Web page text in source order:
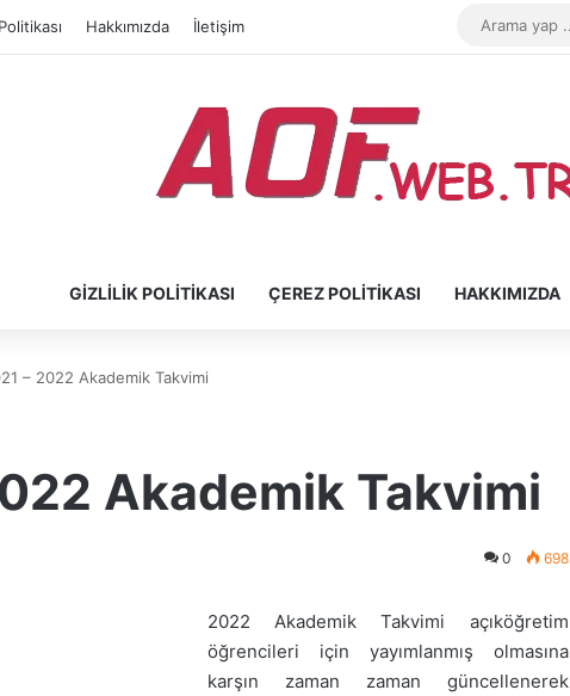
Hakkımızda İletişim
GIZLILIK POLITIKASI ÇEREZ POLITIKASI HAKKIMIZDA
– 2022 Akademik Takvimi
Akademik Takvimi
0 698
2022 Akademik Takvimi açıköğretim
öğrencileri için yayımlanmış olmasına
karşın zaman zaman güncellenerek